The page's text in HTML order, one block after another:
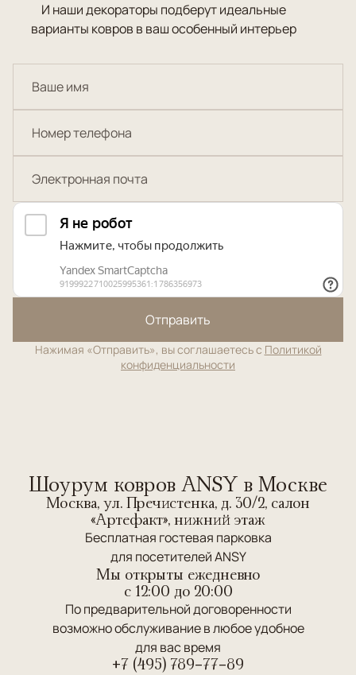
И наши декораторы подберут идеальные
варианты ковров в ваш особенный интерьер
Отправить
Нажимая «Отправить», вы соглашаетесь с Политикой
конфиденциальности
Шоурум ковров ANSY в Москве
Москва, ул. Пречистенка, д. 30/2, салон
«Артефакт», нижний этаж
Бесплатная гостевая парковка
для посетителей ANSY
Мы открыты ежедневно
c 12:00 до 20:00
По предварительной договоренности
возможно обслуживание в любое удобное
для вас время
+7 (495) 789-77-89